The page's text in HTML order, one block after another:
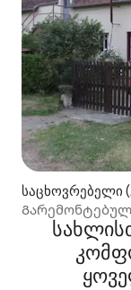
საცხოვრებელი